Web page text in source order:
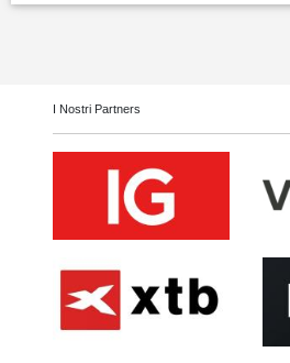
I Nostri Partners